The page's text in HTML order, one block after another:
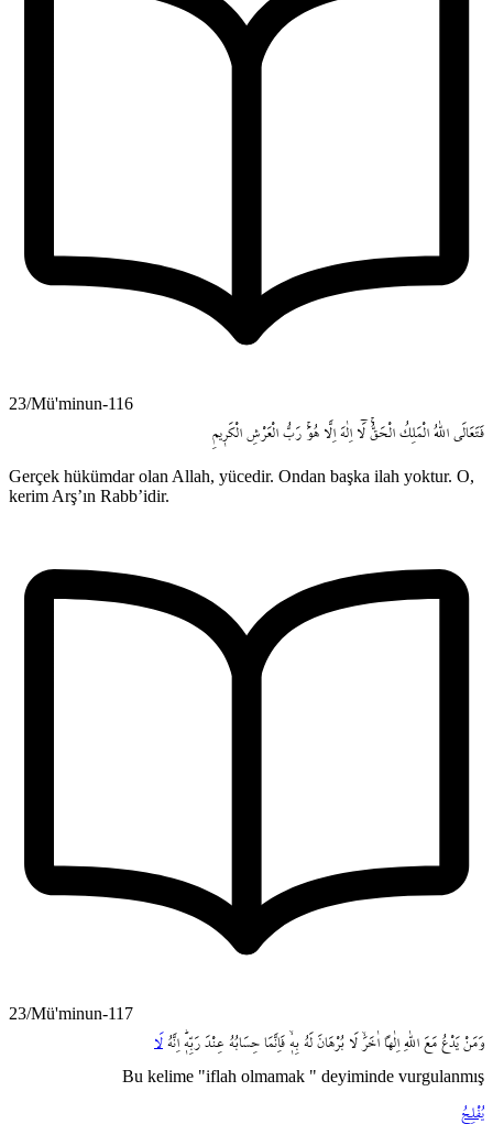
23/Mü'minun-116
فَتَعَالَى
اللّٰهُ الْمَلِكُ الْحَقُّۚ لَٓا اِلٰهَ اِلَّا هُوَۚ رَبُّ الْعَرْشِ الْكَر۪يمِ
Gerçek hükümdar olan Allah, yücedir. Ondan başka ilah yoktur. O,
kerim Arş’ın Rabb’idir.
23/Mü'minun-117
وَمَنْ يَدْعُ مَعَ اللّٰهِ اِلٰهاً اٰخَرَۙ لَا بُرْهَانَ لَهُ بِه۪ۙ فَاِنَّمَا حِسَابُهُ عِنْدَ رَبِّه۪ۜ اِنَّهُ لَا
Bu kelime "iflah olmamak " deyiminde vurgulanmış
يُفْلِحُ